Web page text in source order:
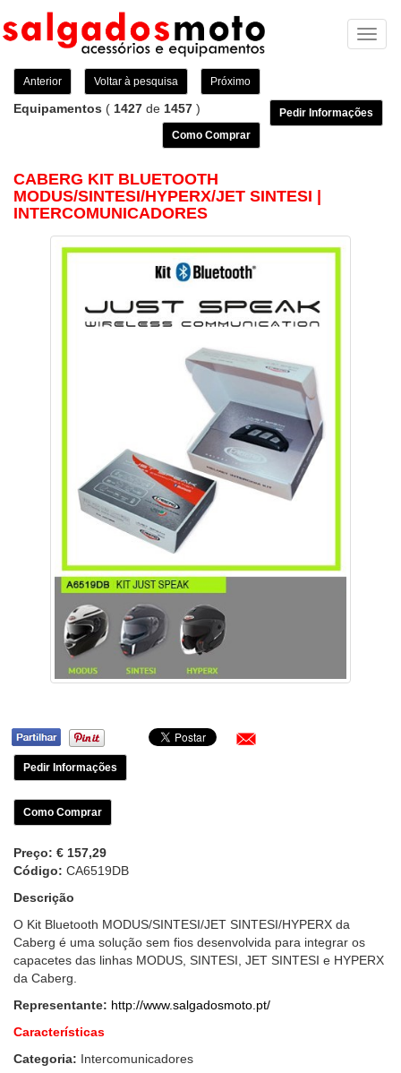
Anterior Voltar à pesquisa Próximo
Equipamentos ( 1427 de 1457 )
Pedir Informações
Como Comprar
CABERG KIT BLUETOOTH
MODUS/SINTESI/HYPERX/JET SINTESI |
INTERCOMUNICADORES
Pedir Informações
Como Comprar
Preço: € 157,29
Código: CA6519DB
Descrição
O Kit Bluetooth MODUS/SINTESI/JET SINTESI/HYPERX da
Caberg é uma solução sem fios desenvolvida para integrar os
capacetes das linhas MODUS, SINTESI, JET SINTESI e HYPERX
da Caberg.
Representante: http://www.salgadosmoto.pt/
Características
Categoria: Intercomunicadores